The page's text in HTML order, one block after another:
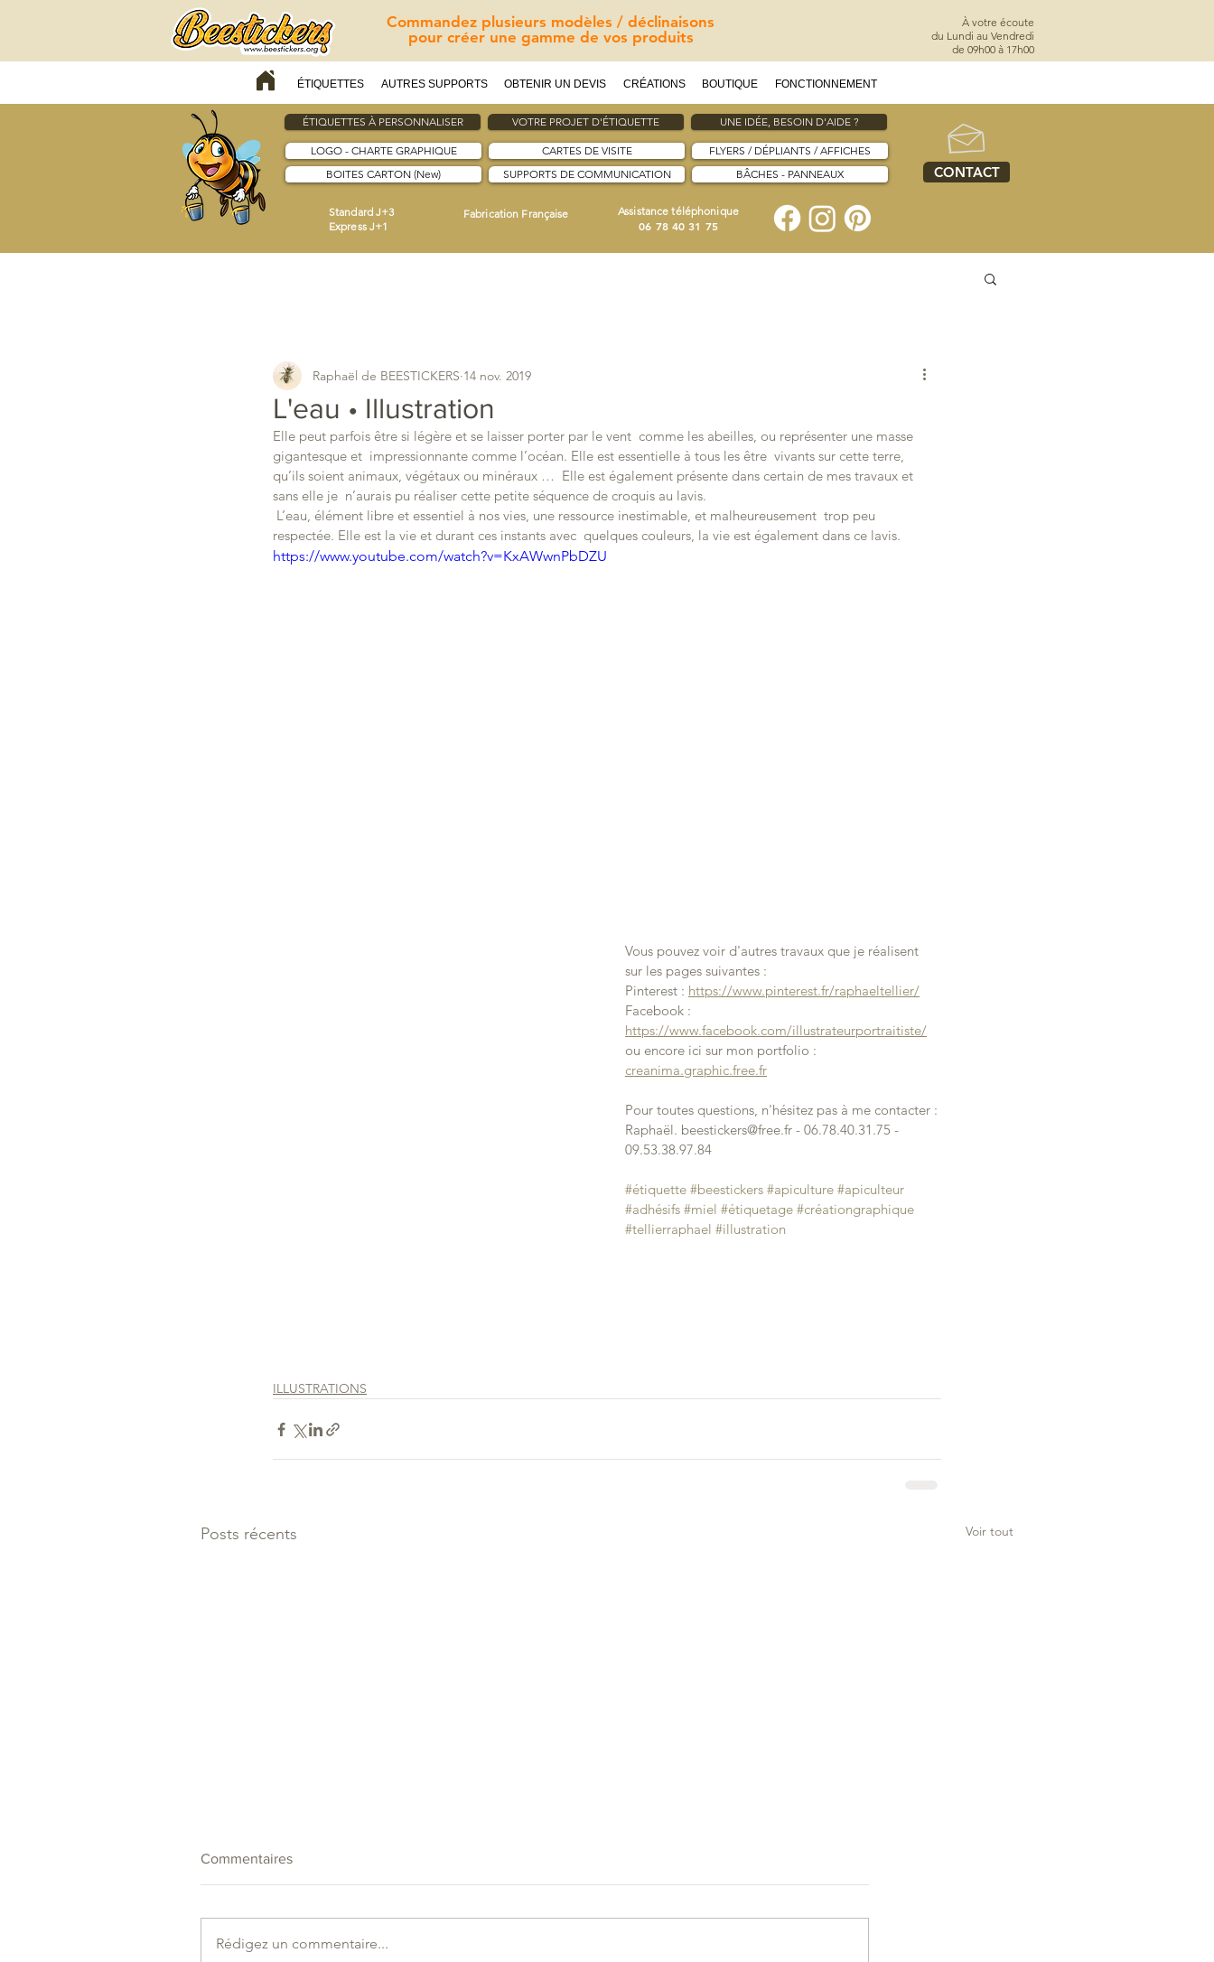
Commandez plusieurs modèles / déclinaisons
pour créer une gamme de vos produits
ÉTIQUETTES AUTRES SUPPORTS OBTENIR UN DEVIS CRÉATIONS BOUTIQUE FONCTIONNEMENT
À votre écoute
du Lundi au Vendredi
de 09h00 à 17h00
ÉTIQUETTES À PERSONNALISER VOTRE PROJET D'ÉTIQUETTE UNE IDÉE, BESOIN D'AIDE ?
LOGO - CHARTE GRAPHIQUE
BOITES CARTON (New)
CARTES DE VISITE
SUPPORTS DE COMMUNICATION
FLYERS / DÉPLIANTS / AFFICHES
BÂCHES - PANNEAUX
Standard J+3
Express J+1
Fabrication Française Assistance téléphonique
06 78 40 31 75
CONTACT
L'eau • Illustration
Raphaël de BEESTICKERS 14 nov. 2019
Elle peut parfois être si légère et se laisser porter par le vent  comme les abeilles, ou représenter une masse
gigantesque et  impressionnante comme l’océan. Elle est essentielle à tous les être  vivants sur cette terre,
qu’ils soient animaux, végétaux ou minéraux …  Elle est également présente dans certain de mes travaux et
sans elle je  n’aurais pu réaliser cette petite séquence de croquis au lavis.
respectée. Elle est la vie et durant ces instants avec  quelques couleurs, la vie est également dans ce lavis.
https://www.youtube.com/watch?v=KxAWwnPbDZU
Vous pouvez voir d'autres travaux que je réalisent
sur les pages suivantes :
Pinterest : https://www.pinterest.fr/raphaeltellier/
Facebook :
https://www.facebook.com/illustrateurportraitiste/
ou encore ici sur mon portfolio :
creanima.graphic.free.fr
Pour toutes questions, n'hésitez pas à me contacter :
Raphaël. beestickers@free.fr - 06.78.40.31.75 -
09.53.38.97.84
#étiquette #beestickers #apiculture #apiculteur
#adhésifs #miel #étiquetage #créationgraphique
#tellierraphael #illustration
ILLUSTRATIONS
Posts récents Voir tout
Commentaires
Rédigez un commentaire...